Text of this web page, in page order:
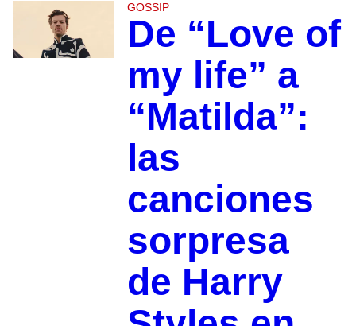
GOSSIP
De “Love of
my life” a
“Matilda”:
las
canciones
sorpresa
de Harry